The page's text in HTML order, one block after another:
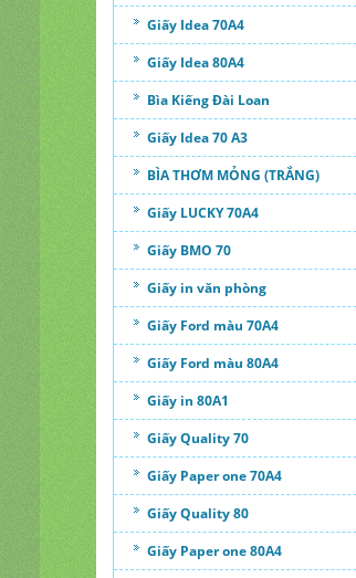
Giấy Idea 70A4
Giấy Idea 80A4
Bìa Kiếng Đài Loan
Giấy Idea 70 A3
BÌA THƠM MỎNG (TRẮNG)
Giấy LUCKY 70A4
Giấy BMO 70
Giấy in văn phòng
Giấy Ford màu 70A4
Giấy Ford màu 80A4
Giấy in 80A1
Giấy Quality 70
Giấy Paper one 70A4
Giấy Quality 80
Giấy Paper one 80A4